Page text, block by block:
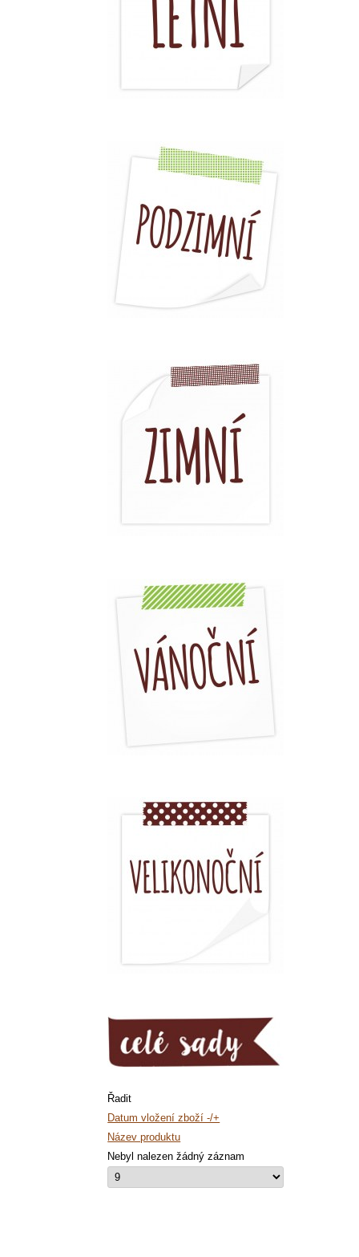
Řadit
Datum vložení zboží -/+
Název produktu
Nebyl nalezen žádný záznam